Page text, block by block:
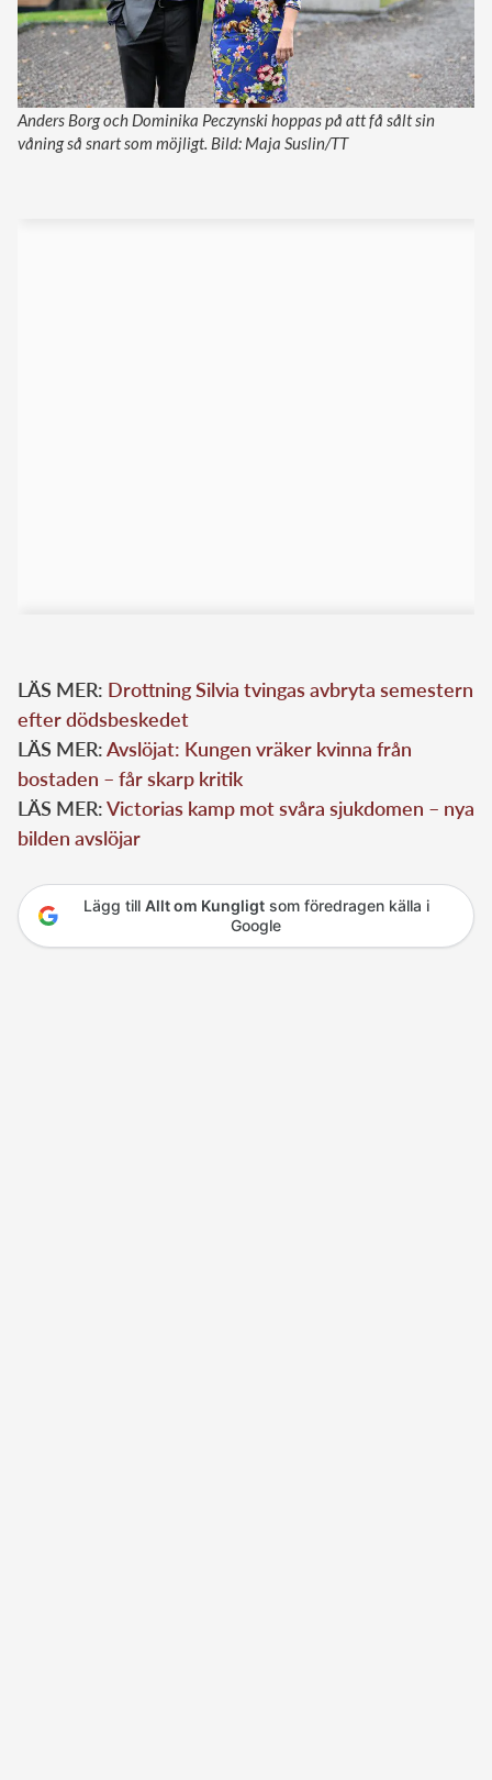
Anders Borg och Dominika Peczynski hoppas på att få sålt sin
våning så snart som möjligt. Bild: Maja Suslin/TT
LÄS MER: Drottning Silvia tvingas avbryta semestern
efter dödsbeskedet
LÄS MER:Avslöjat: Kungen vräker kvinna från
bostaden – får skarp kritik
LÄS MER:Victorias kamp mot svåra sjukdomen – nya
bilden avslöjar
Lägg till Allt om Kungligtsom föredragen källa i
Google